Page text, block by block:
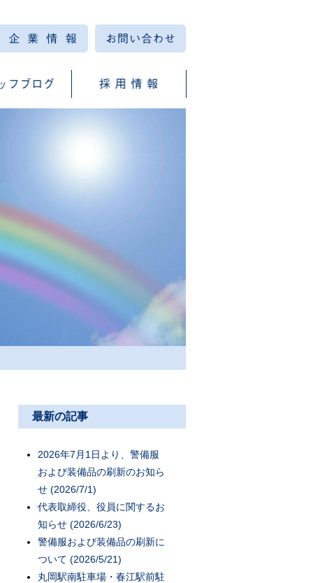
最新の記事
2026年7月1日より、警備服
および装備品の刷新のお知ら
せ (2026/7/1)
代表取締役、役員に関するお
知らせ (2026/6/23)
警備服および装備品の刷新に
ついて (2026/5/21)
丸岡駅南駐車場・春江駅前駐